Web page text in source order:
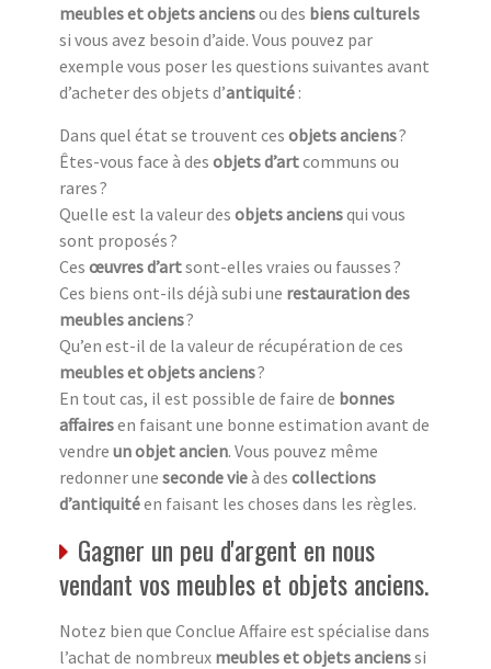
meubles et objets anciensou des biens culturels
si vous avez besoin d’aide. Vous pouvez par
exemple vous poser les questions suivantes avant
d’acheter des objets d’antiquité :
Dans quel état se trouvent ces objets anciens?
Êtes-vous face à des objets d’artcommuns ou
rares ?
Quelle est la valeur des objets anciensqui vous
sont proposés ?
Ces œuvres d’artsont-elles vraies ou fausses ?
Ces biens ont-ils déjà subi une restauration des
meubles anciens?
Qu’en est-il de la valeur de récupération de ces
meubles et objets anciens?
En tout cas, il est possible de faire de bonnes
affairesen faisant une bonne estimation avant de
vendre un objet ancien. Vous pouvez même
redonner une seconde vieà des collections
d’antiquitéen faisant les choses dans les règles.
Gagner un peu d'argent en nous
vendant vos meubles et objets anciens.
Notez bien que Conclue Affaire est spécialise dans
l’achat de nombreux meubles et objets ancienssi